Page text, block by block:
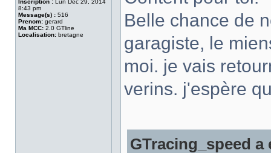
Inscription : Lun Déc 29, 2014
8:43 pm
Message(s) : 516
Prenom: gerard
Ma MCC: 2.0 GTline
Localisation: bretagne
Belle chance de
garagiste, le
moi. je vais
verins. j'espère
GTracing_speed a